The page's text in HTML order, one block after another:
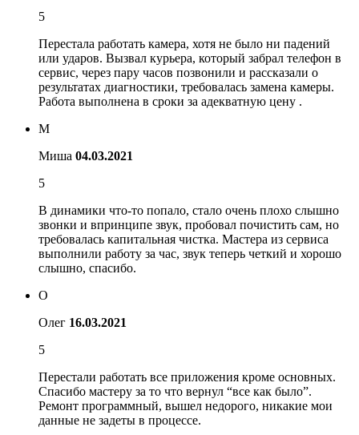
5
Перестала работать камера, хотя не было ни падений
или ударов. Вызвал курьера, который забрал телефон в
сервис, через пару часов позвонили и рассказали о
результатах диагностики, требовалась замена камеры.
Работа выполнена в сроки за адекватную цену .
М
Миша 04.03.2021
5
В динамики что-то попало, стало очень плохо слышно
звонки и впринципе звук, пробовал почистить сам, но
требовалась капитальная чистка. Мастера из сервиса
выполнили работу за час, звук теперь четкий и хорошо
слышно, спасибо.
О
Олег 16.03.2021
5
Перестали работать все приложения кроме основных.
Спасибо мастеру за то что вернул “все как было”.
Ремонт программный, вышел недорого, никакие мои
данные не задеты в процессе.